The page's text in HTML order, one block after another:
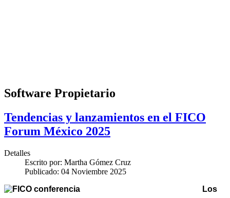
Software Propietario
Tendencias y lanzamientos en el FICO
Forum México 2025
Detalles
Escrito por: Martha Gómez Cruz
Publicado: 04 Noviembre 2025
Los